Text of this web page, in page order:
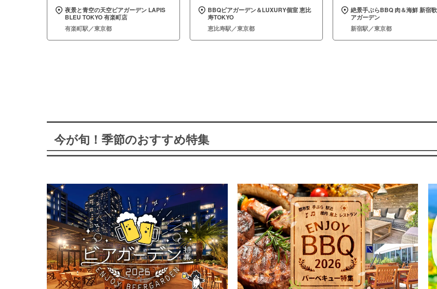
夜景と青空の天空ビアガーデン LAPIS
BLEU TOKYO 有楽町店
有楽町駅／東京都
BBQビアガーデン＆LUXURY個室 恵比
寿TOKYO
恵比寿駅／東京都
絶景手ぶらBBQ 肉＆海鮮 新宿
アガーデン
新宿駅／東京都
今が旬！季節のおすすめ特集